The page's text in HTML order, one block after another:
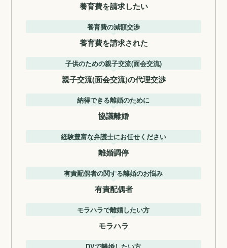
養育費を請求したい
養育費の減額交渉
養育費を請求された
子供のための親子交流(面会交流)
親子交流(面会交流)の代理交渉
納得できる離婚のために
協議離婚
経験豊富な弁護士にお任せください
離婚調停
有責配偶者の関する離婚のお悩み
有責配偶者
モラハラで離婚したい方
モラハラ